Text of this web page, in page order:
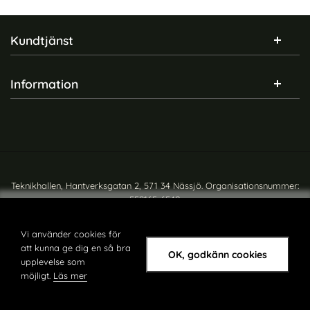
Vi använder cookies för
att kunna ge dig en så bra
upplevelse som
möjligt. Läs mer
OK, godkänn cookies
Sidfot Blandad info och länkar
Kundtjänst
Information
Teknikhallen, Hantverksgatan 2, 571 34 Nässjö. Organisationsnummer:
559165-6540